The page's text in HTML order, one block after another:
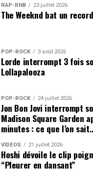
RAP-RNB 23 juillet 2026
The Weeknd bat un
POP-ROCK 3 août 2026
Lorde interrompt 3 fois
Lollapalooza
POP-ROCK 24 juillet 2026
Jon Bon Jovi interrompt
Madison Square Garden
minutes : ce que l’on
VIDEOS 21 juillet 2026
Hoshi dévoile le clip
“Pleurer en dansant”